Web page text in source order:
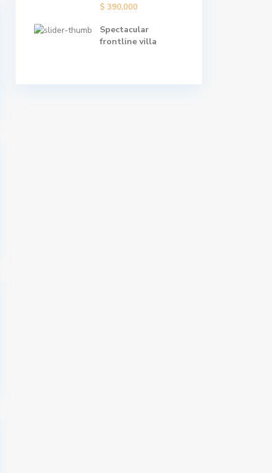
$ 390,000
Spectacular
frontline villa